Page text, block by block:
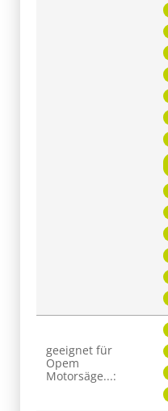
geeignet für
Opem
Motorsäge...: